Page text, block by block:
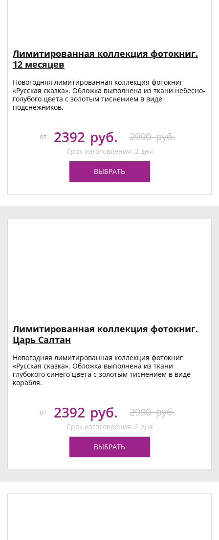
Лимитированная коллекция фотокниг.
12 месяцев
Новогодняя лимитированная коллекция фотокниг
«Русская сказка». Обложка выполнена из ткани небесно-
голубого цвета с золотым тиснением в виде
подснежников.
от 2392 руб. 2990 руб.
Срок изготовления: 2 дня
ВЫБРАТЬ
Лимитированная коллекция фотокниг.
Царь Салтан
Новогодняя лимитированная коллекция фотокниг
«Русская сказка». Обложка выполнена из ткани
глубокого синего цвета с золотым тиснением в виде
корабля.
от 2392 руб. 2990 руб.
Срок изготовления: 2 дня
ВЫБРАТЬ